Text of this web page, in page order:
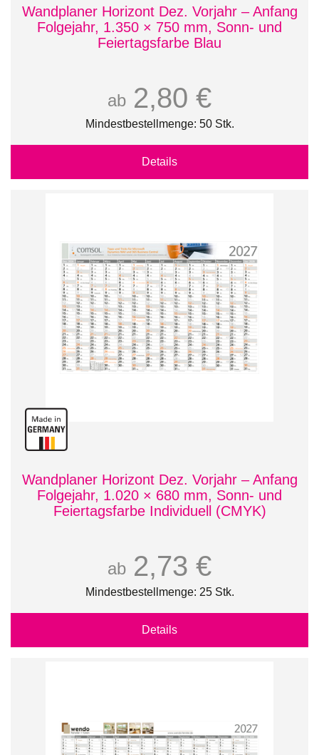
Wandplaner Horizont Dez. Vorjahr – Anfang
Folgejahr, 1.350 × 750 mm, Sonn- und
Feiertagsfarbe Blau
ab 2,80 €
Mindestbestellmenge: 50 Stk.
Details
Wandplaner Horizont Dez. Vorjahr – Anfang
Folgejahr, 1.020 × 680 mm, Sonn- und
Feiertagsfarbe Individuell (CMYK)
ab 2,73 €
Mindestbestellmenge: 25 Stk.
Details